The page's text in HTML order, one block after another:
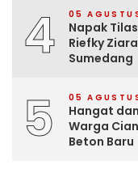
4 05
Napak
Riefky
Sumedang
5 05
Hangat
Warga
Beton Baru